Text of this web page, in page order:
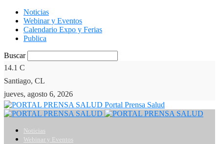
Noticias
Webinar y Eventos
Calendario Expo y Ferias
Publica
Buscar
14.1 C
Santiago, CL
jueves, agosto 6, 2026
Portal Prensa Salud
Noticias
Webinar y Eventos